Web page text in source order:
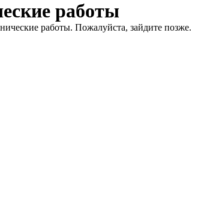
работы
работы. Пожалуйста, зайдите позже.